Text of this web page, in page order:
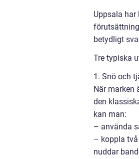
Uppsala
betydligt
Tre typiska
1. Snö och
När marken
den
kan man:
– använda
– koppla
nuddar